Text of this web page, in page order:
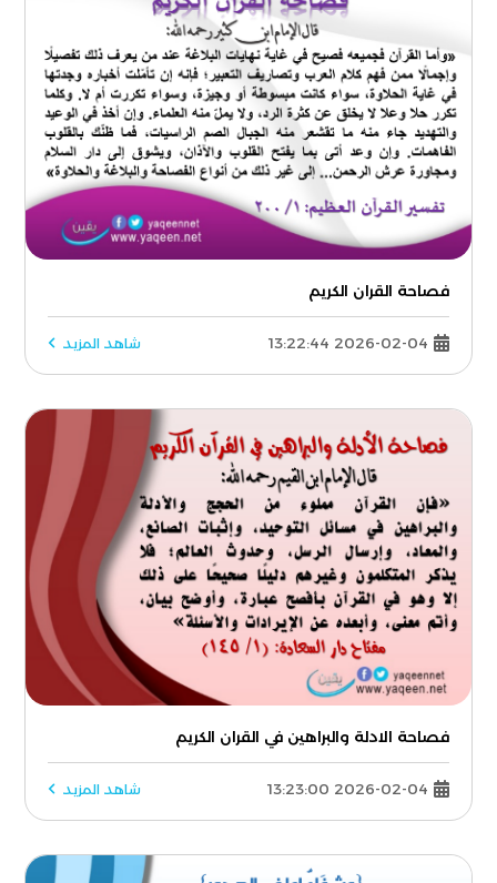
فصاحة القران الكريم
2026-02-04 13:22:44 شاهد المزيد
فصاحة الادلة والبراهين في القران الكريم
2026-02-04 13:23:00 شاهد المزيد